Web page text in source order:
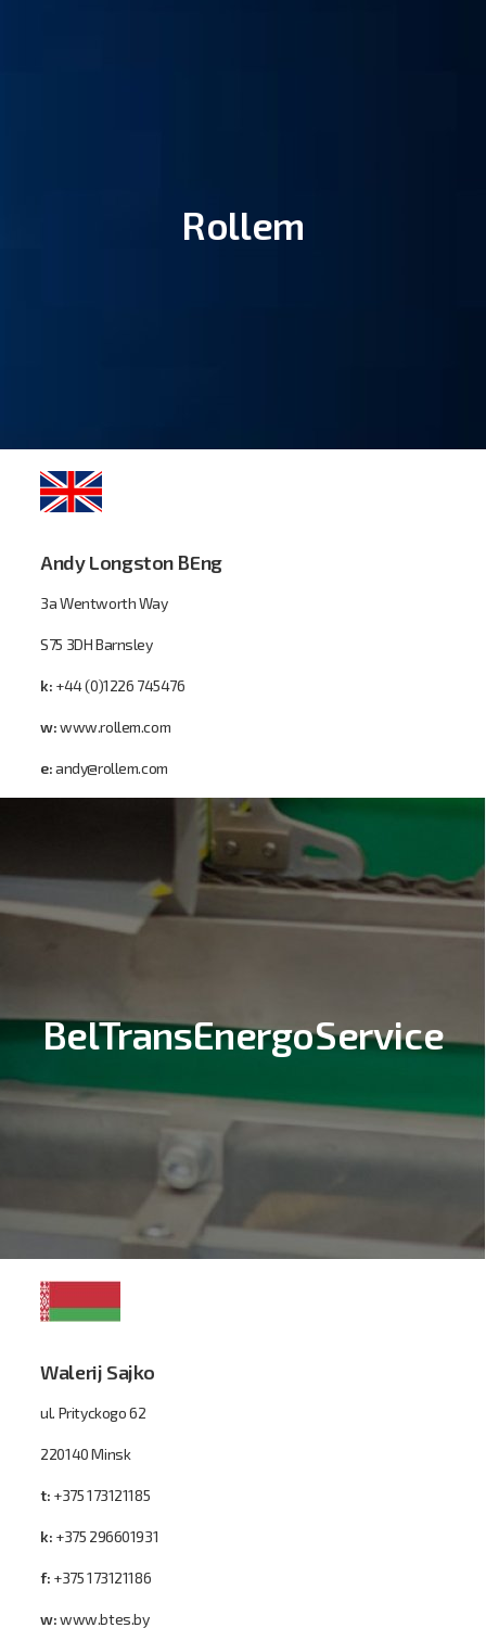
Rollem
Andy Longston BEng
3a Wentworth Way
S75 3DH Barnsley
k: +44 (0)1226 745476
w:www.rollem.com
e:andy@rollem.com
BelTransEnergoService
Walerij Sajko
ul. Prityckogo 62
220140 Minsk
t: +375 173121185
k: +375 296601931
f: +375 173121186
w:www.btes.by